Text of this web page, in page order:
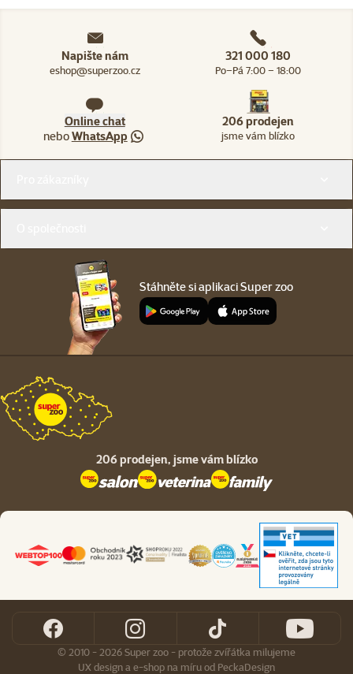
Napište nám
eshop@superzoo.cz
321 000 180
Po–Pá 7:00 – 18:00
Online chat
neboWhatsApp
206 prodejen
jsme vám blízko
Stáhněte si aplikaci Super zoo
206 prodejen, jsme vám blízko
© 2010 - 2026 Super zoo - protože zvířátka milujeme
UX designa e-shop na míruod PeckaDesign